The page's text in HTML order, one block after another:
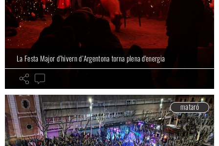
La Festa Major d’hivern d’Argentona torna plena d'energia
mataró